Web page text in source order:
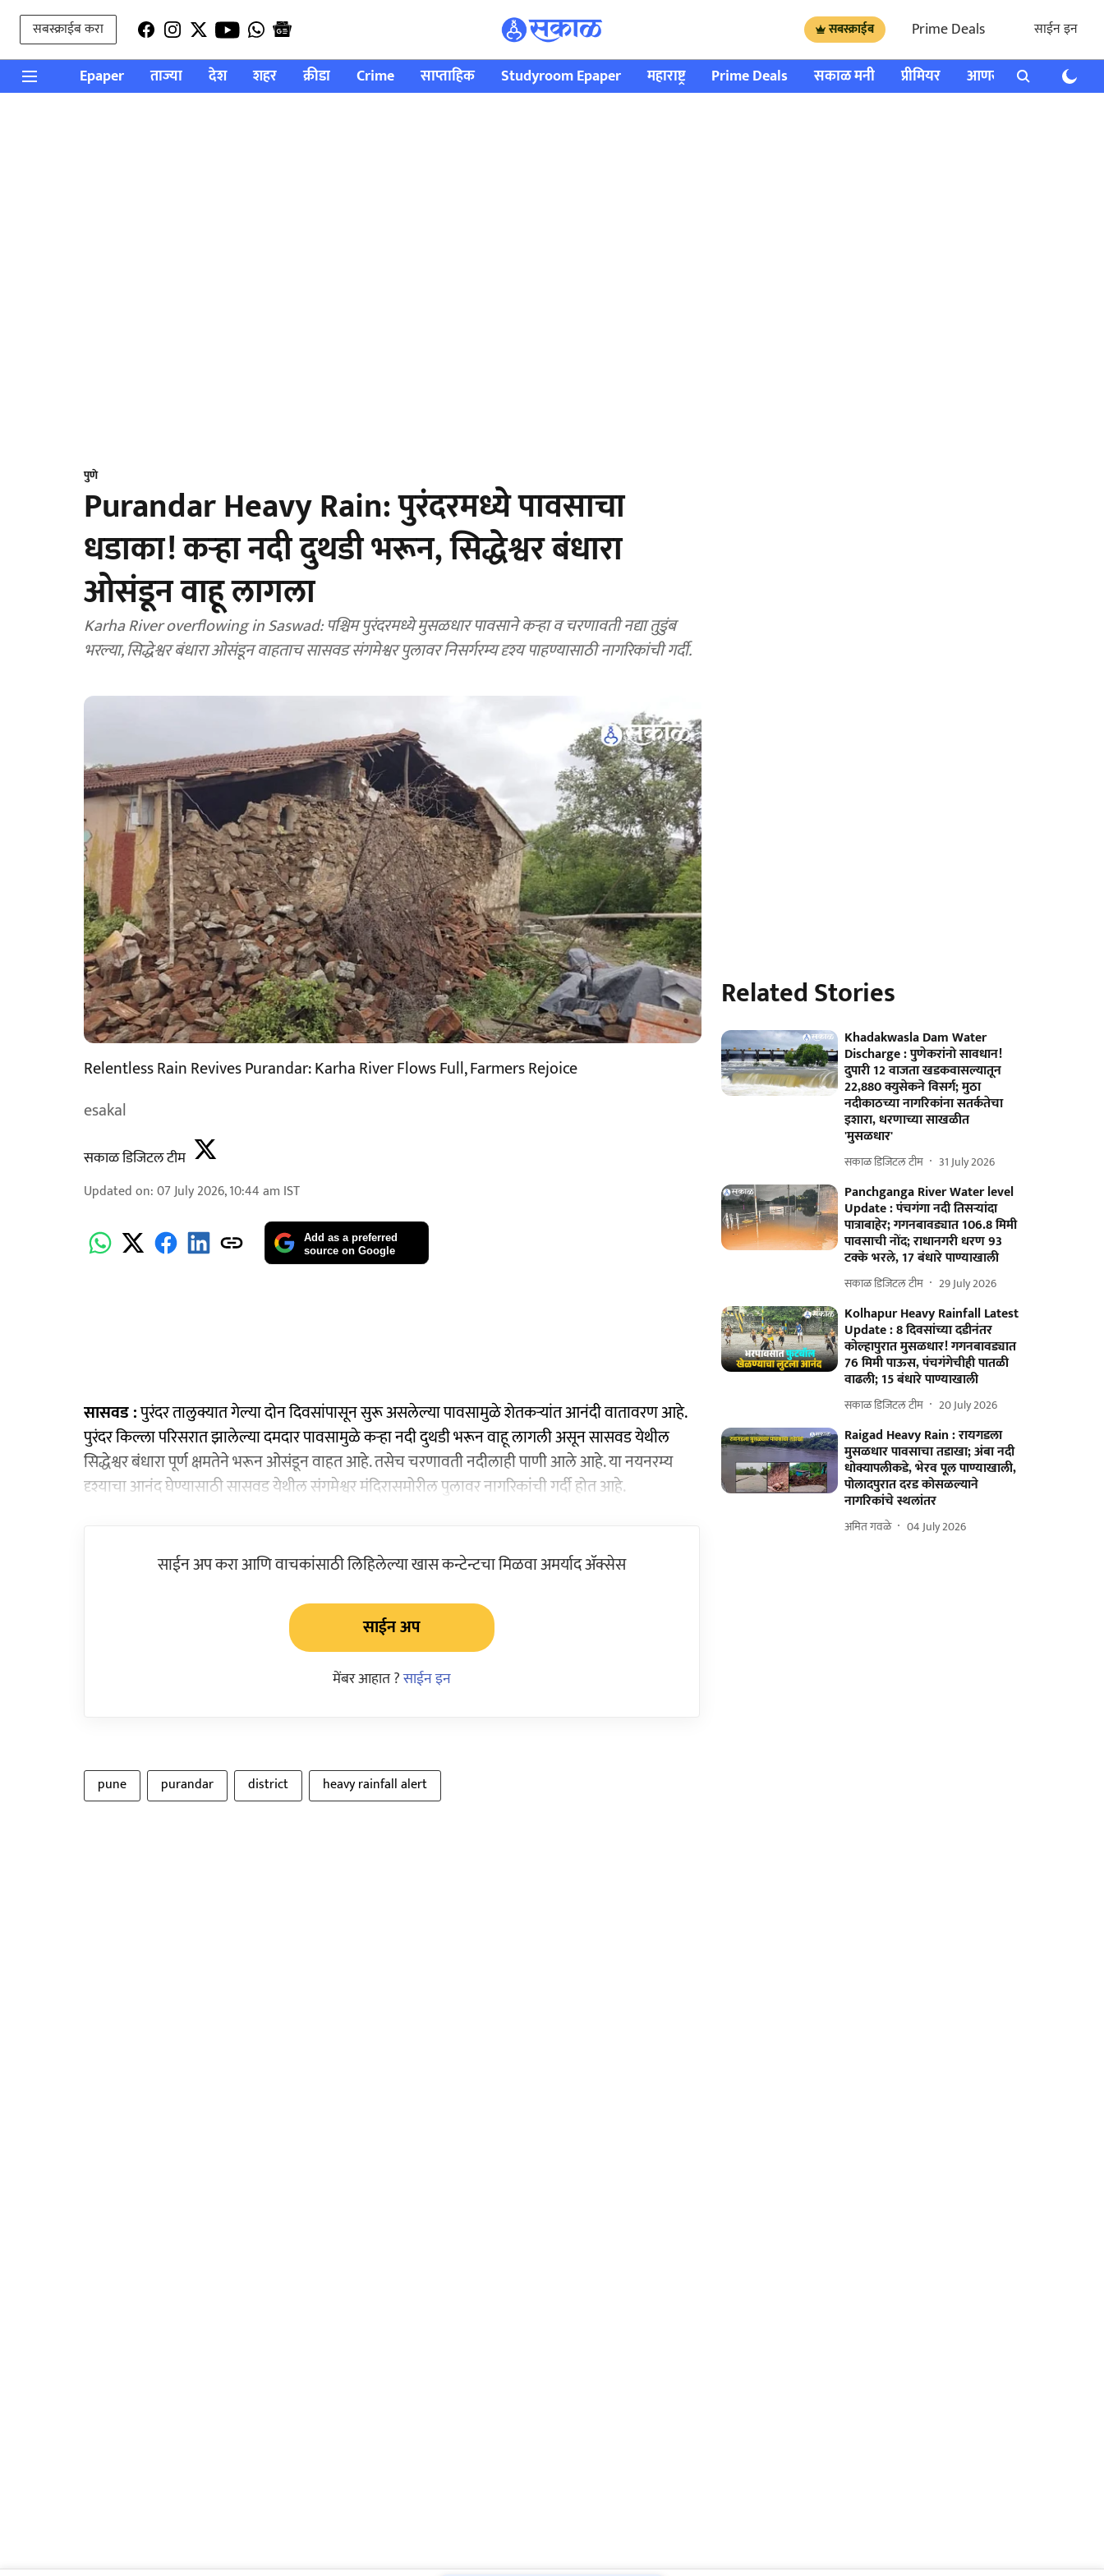
सबस्क्राईब करा सबस्क्राईब Prime Deals साईन इन
Epaper ताज्या देश शहर क्रीडा Crime साप्ताहिक Studyroom Epaper महाराष्ट्र Prime Deals सकाळ मनी प्रीमियर आणखी राशी भविष्य
पुणे
Purandar Heavy Rain: पुरंदरमध्ये पावसाचा
धडाका! कऱ्हा नदी दुथडी भरून, सिद्धेश्वर बंधारा
ओसंडून वाहू लागला
Karha River overflowing in Saswad: पश्चिम पुरंदरमध्ये मुसळधार पावसाने कऱ्हा व चरणावती नद्या तुडुंब
भरल्या, सिद्धेश्वर बंधारा ओसंडून वाहताच सासवड संगमेश्वर पुलावर निसर्गरम्य दृश्य पाहण्यासाठी नागरिकांची गर्दी.
Relentless Rain Revives Purandar: Karha River Flows Full, Farmers Rejoice
esakal
सकाळ डिजिटल टीम
Updated on:07 July 2026, 10:44 am IST
Add as a preferred
source on Google
सासवड :पुरंदर तालुक्यात गेल्या दोन दिवसांपासून सुरू असलेल्या पावसामुळे शेतकऱ्यांत आनंदी वातावरण आहे.
पुरंदर किल्ला परिसरात झालेल्या दमदार पावसामुळे कऱ्हा नदी दुथडी भरून वाहू लागली असून सासवड येथील
सिद्धेश्वर बंधारा पूर्ण क्षमतेने भरून ओसंडून वाहत आहे. तसेच चरणावती नदीलाही पाणी आले आहे. या नयनरम्य
दृश्याचा आनंद घेण्यासाठी सासवड येथील संगमेश्वर मंदिरासमोरील पुलावर नागरिकांची गर्दी होत आहे.
साईन अप करा आणि वाचकांसाठी लिहिलेल्या खास कन्टेन्टचा मिळवा अमर्याद ॲक्सेस
साईन अप
मेंबर आहात ?साईन इन
pune purandar district heavy rainfall alert
Related Stories
Khadakwasla Dam Water
Discharge : पुणेकरांनो सावधान!
दुपारी 12 वाजता खडकवासल्यातून
22,880 क्युसेकने विसर्ग; मुठा
नदीकाठच्या नागरिकांना सतर्कतेचा
इशारा, धरणाच्या साखळीत
'मुसळधार'
सकाळ डिजिटल टीम 31 July 2026
Panchganga River Water level
Update : पंचगंगा नदी तिसऱ्यांदा
पात्राबाहेर; गगनबावड्यात 106.8 मिमी
पावसाची नोंद; राधानगरी धरण 93
टक्के भरले, 17 बंधारे पाण्याखाली
सकाळ डिजिटल टीम 29 July 2026
Kolhapur Heavy Rainfall Latest
Update : 8 दिवसांच्या दडीनंतर
कोल्हापुरात मुसळधार! गगनबावड्यात
76 मिमी पाऊस, पंचगंगेचीही पातळी
वाढली; 15 बंधारे पाण्याखाली
सकाळ डिजिटल टीम 20 July 2026
Raigad Heavy Rain : रायगडला
मुसळधार पावसाचा तडाखा; अंबा नदी
धोक्यापलीकडे, भेरव पूल पाण्याखाली,
पोलादपुरात दरड कोसळल्याने
नागरिकांचे स्थलांतर
अमित गवळे 04 July 2026